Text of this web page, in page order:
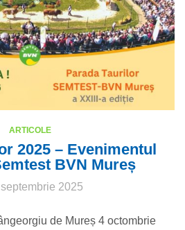
ARTICOLE
2025 – Evenimentul
BVN Mureș
2025
de Mureș 4 octombrie